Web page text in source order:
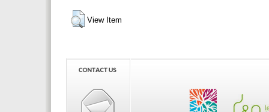
View Item